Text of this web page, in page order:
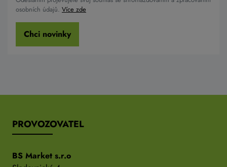
osobních údajů. Více zde
Chci novinky
PROVOZOVATEL
BS Market s.r.o